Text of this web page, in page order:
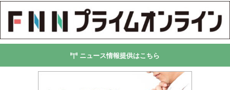
ニュース情報提供はこちら